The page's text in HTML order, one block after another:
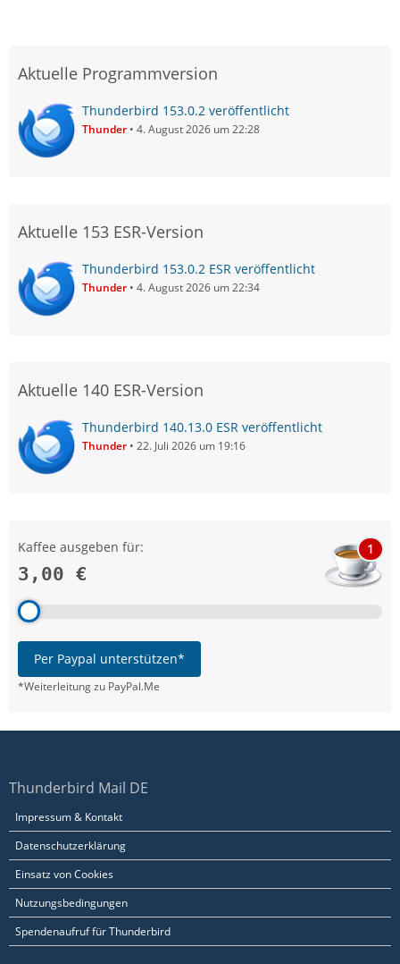
Aktuelle Programmversion
Thunderbird 153.0.2 veröffentlicht
Thunder 4. August 2026 um 22:28
Aktuelle 153 ESR-Version
Thunderbird 153.0.2 ESR veröffentlicht
Thunder 4. August 2026 um 22:34
Aktuelle 140 ESR-Version
Thunderbird 140.13.0 ESR veröffentlicht
Thunder 22. Juli 2026 um 19:16
Kaffee ausgeben für:
3,00 €
1
Per Paypal unterstützen*
*Weiterleitung zu PayPal.Me
Thunderbird Mail DE
Impressum & Kontakt
Datenschutzerklärung
Einsatz von Cookies
Nutzungsbedingungen
Spendenaufruf für Thunderbird